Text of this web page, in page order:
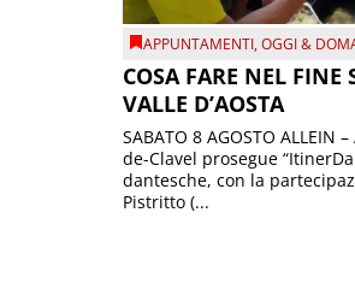
APPUNTAMENTI,OGGI &
COSA FARE NEL FINE
VALLE D’AOSTA
SABATO 8 AGOSTO ALLEIN
de-Clavel prosegue
dantesche, con la
Pistritto (...